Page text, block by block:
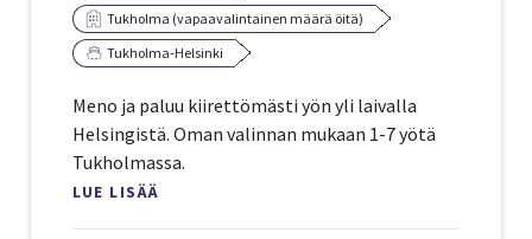
Tukholma (vapaavalintainen määrä öitä)
Tukholma-Helsinki
Meno ja paluu kiirettömästi yön yli laivalla
Helsingistä. Oman valinnan mukaan 1-7 yötä
Tukholmassa.
LUE LISÄÄ